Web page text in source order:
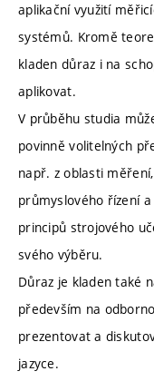
aplikační využití
systémů. Kromě
kladen důraz i na
aplikovat.
V průběhu studia
povinně volitelných
např. z oblasti
průmyslového řízení
principů strojového
svého výběru.
Důraz je kladen také
především na
prezentovat a
jazyce.